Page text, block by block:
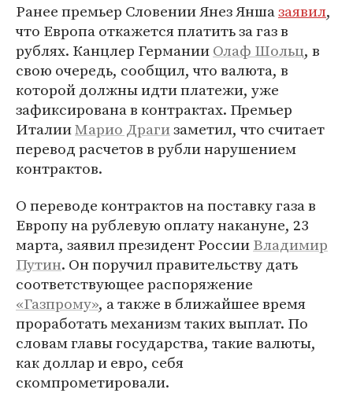
Ранее премьер Словении Янез Яншазаявил,
что Европа откажется платить за газ в
рублях. Канцлер ГерманииОлаф Шольц, в
свою очередь, сообщил, что валюта, в
которой должны идти платежи, уже
зафиксирована в контрактах. Премьер
ИталииМарио Драгизаметил, что считает
перевод расчетов в рубли нарушением
контрактов.
О переводе контрактов на поставку газа в
Европу на рублевую оплату накануне, 23
марта, заявил президент РоссииВладимир
Путин. Он поручил правительству дать
соответствующее распоряжение
«Газпрому», а также в ближайшее время
проработать механизм таких выплат. По
словам главы государства, такие валюты,
как доллар и евро, себя
скомпрометировали.